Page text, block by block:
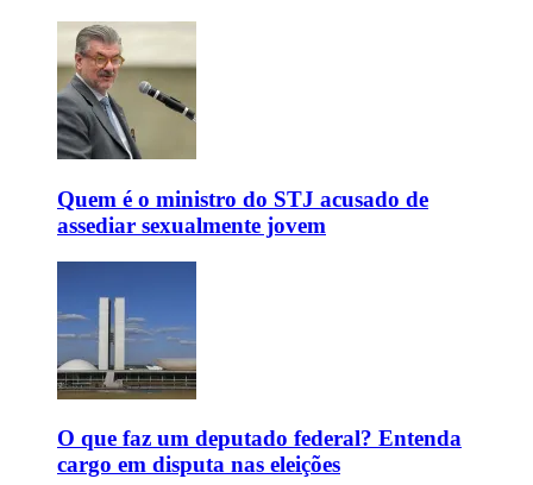
Quem é o ministro do STJ acusado de
assediar sexualmente jovem
O que faz um deputado federal? Entenda
cargo em disputa nas eleições